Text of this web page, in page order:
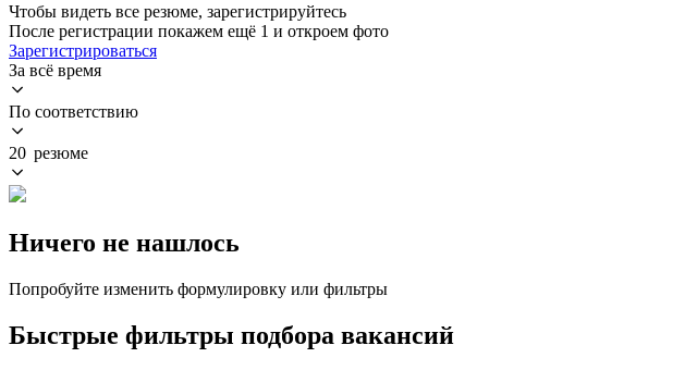
Чтобы видеть все резюме, зарегистрируйтесь
После регистрации покажем ещё 1 и откроем фото
Зарегистрироваться
За всё время
По соответствию
20 резюме
Ничего не нашлось
Попробуйте изменить формулировку или фильтры
Быстрые фильтры подбора вакансий